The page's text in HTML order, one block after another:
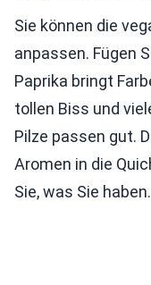
Sie können die
anpassen. Fügen
Paprika bringt
tollen Biss und
Pilze passen gut.
Aromen in die
Sie, was Sie haben.